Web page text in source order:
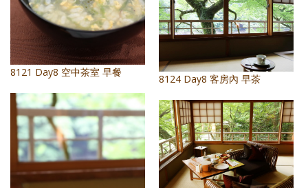
8121 Day8 空中茶室 早餐 8124 Day8 客房內 早茶